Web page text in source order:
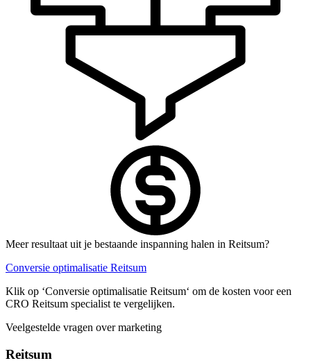
Meer resultaat uit je bestaande inspanning halen in Reitsum?
Conversie optimalisatie Reitsum
Klik op ‘Conversie optimalisatie Reitsum‘ om de kosten voor een
CRO Reitsum specialist te vergelijken.
Veelgestelde vragen over marketing
Reitsum